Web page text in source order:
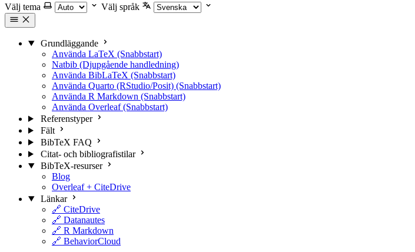
Välj tema
Välj språk
Grundläggande
Använda LaTeX (Snabbstart)
Natbib (Djupgående handledning)
Använda BibLaTeX (Snabbstart)
Använda Quarto (RStudio/Posit) (Snabbstart)
Använda R Markdown (Snabbstart)
Använda Overleaf (Snabbstart)
Referenstyper
Fält
BibTeX FAQ
Citat- och bibliografistilar
BibTeX-resurser
Blog
Overleaf + CiteDrive
Länkar
🔗 CiteDrive
🔗 Datanautes
🔗 R Markdown
🔗 BehaviorCloud